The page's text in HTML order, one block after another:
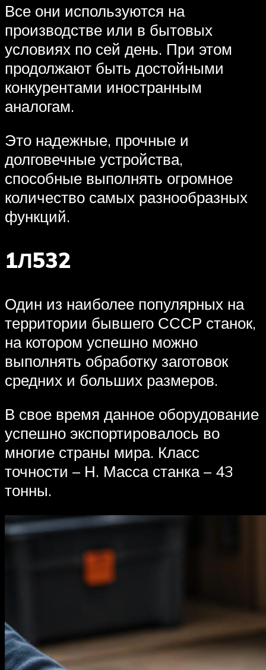
Все они используются на
производстве или в бытовых
условиях по сей день. При этом
продолжают быть достойными
конкурентами иностранным
аналогам.
Это надежные, прочные и
долговечные устройства,
способные выполнять огромное
количество самых разнообразных
функций.
1Л532
Один из наиболее популярных на
территории бывшего СССР станок,
на котором успешно можно
выполнять обработку заготовок
средних и больших размеров.
В свое время данное оборудование
успешно экспортировалось во
многие страны мира. Класс
точности – Н. Масса станка – 43
тонны.